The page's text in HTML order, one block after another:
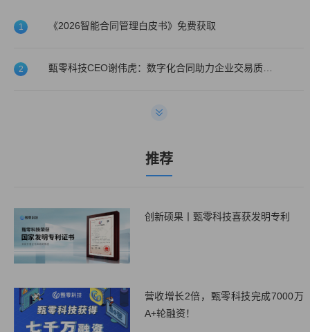
1 《2026智能合同管理白皮书》免费获取
2
推荐
创新硕果丨甄零科技喜获发明专利
营收增长2倍，甄零科技完成7000万
A+轮融资！